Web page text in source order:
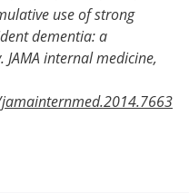
use of strong
dementia: a
internal medicine,